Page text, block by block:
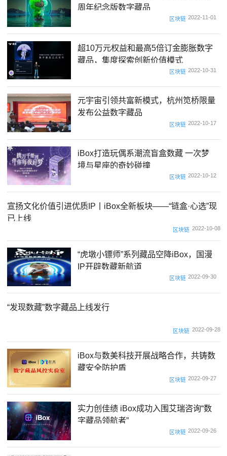
周年纪念版数字藏品
区块链 2022-11-01
超10万元权益和最高5倍订金膨胀数字
藏品，集度探索创新价值模式
区块链 2022-10-31
元宇宙引领共富新模式，杭州笕桥限量
发布公益数字藏品
区块链 2022-10-17
iBox打造玩偶系潮流盲盒数藏 一次梦
境与星座的奇妙碰撞
区块链 2022-10-12
宣扬文化价值引进优质IP丨iBox全新板块——“链盒·心选”现
已上线
区块链 2022-10-08
“虎墩小镖师”系列藏品空降iBox，国漫
IP开辟数藏新航道
区块链 2022-09-30
“发现数藏”数字藏品上线发行
区块链 2022-09-28
iBox与数美科技开展战略合作，共铸数
藏安全防护盾
区块链 2022-09-27
实力创佳绩 iBox成功入围艾瑞咨询“数
字藏品领航者”
区块链 2022-09-26